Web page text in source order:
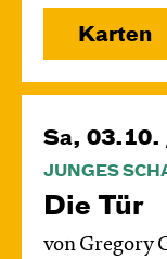
Karten
Sa, 03.10.
JUNGES
Die Tür
von Gregory